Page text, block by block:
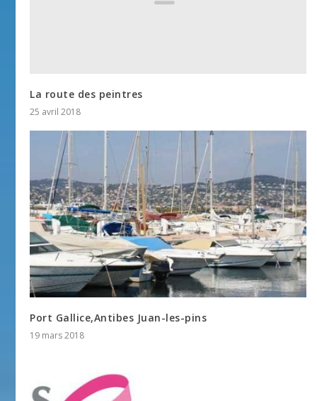
La route des peintres
25 avril 2018
Port Gallice,Antibes Juan-les-pins
19 mars 2018